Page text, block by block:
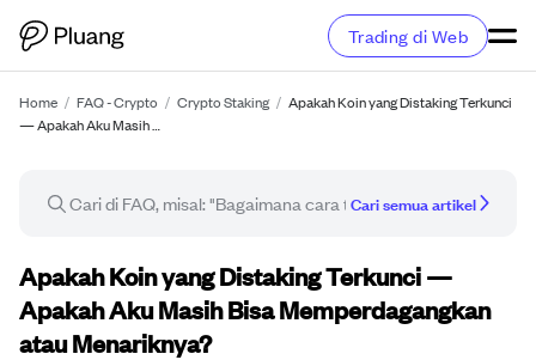
Trading di Web
Home / FAQ - Crypto / Crypto Staking / Apakah Koin yang Distaking Terkunci
— Apakah Aku Masih …
Cari semua artikel
Artikel FAQ
Apakah Koin yang Distaking Terkunci —
Apakah Aku Masih Bisa Memperdagangkan
atau Menariknya?